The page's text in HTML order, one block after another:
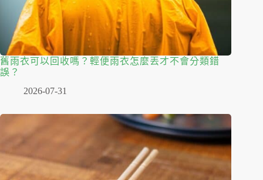
舊雨衣可以回收嗎？輕便雨衣怎麼丟才不會分類錯
誤？
2026-07-31